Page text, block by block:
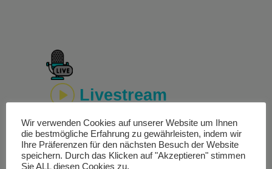
Livestream
Studiochat
Songfinder
Wir verwenden Cookies auf unserer Website um Ihnen
die bestmögliche Erfahrung zu gewährleisten, indem wir
Ihre Präferenzen für den nächsten Besuch der Website
speichern. Durch das Klicken auf "Akzeptieren" stimmen
Sie ALL diesen Cookies zu.